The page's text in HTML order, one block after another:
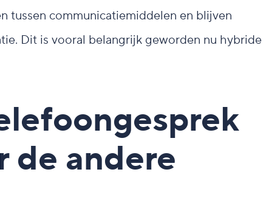
tussen communicatiemiddelen en blijven
Dit is vooral belangrijk geworden nu hybride
de andere